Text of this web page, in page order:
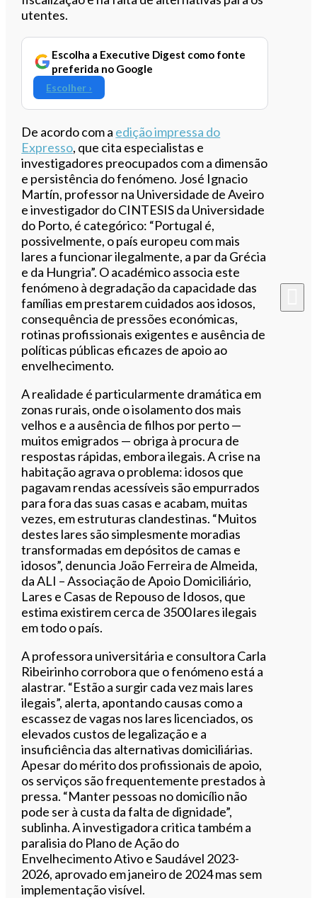
utentes.
Escolha a Executive Digest como fonte
preferida no Google
Escolher ›
De acordo com a edição impressa do
Expresso, que cita especialistas e
investigadores preocupados com a dimensão
e persistência do fenómeno. José Ignacio
Martín, professor na Universidade de Aveiro
e investigador do CINTESIS da Universidade
do Porto, é categórico: “Portugal é,
possivelmente, o país europeu com mais
lares a funcionar ilegalmente, a par da Grécia
e da Hungria”. O académico associa este
fenómeno à degradação da capacidade das
famílias em prestarem cuidados aos idosos,
consequência de pressões económicas,
rotinas profissionais exigentes e ausência de
políticas públicas eficazes de apoio ao
envelhecimento.
A realidade é particularmente dramática em
zonas rurais, onde o isolamento dos mais
velhos e a ausência de filhos por perto —
muitos emigrados — obriga à procura de
respostas rápidas, embora ilegais. A crise na
habitação agrava o problema: idosos que
pagavam rendas acessíveis são empurrados
para fora das suas casas e acabam, muitas
vezes, em estruturas clandestinas. “Muitos
destes lares são simplesmente moradias
transformadas em depósitos de camas e
idosos”, denuncia João Ferreira de Almeida,
da ALI – Associação de Apoio Domiciliário,
Lares e Casas de Repouso de Idosos, que
estima existirem cerca de 3500 lares ilegais
em todo o país.
A professora universitária e consultora Carla
Ribeirinho corrobora que o fenómeno está a
alastrar. “Estão a surgir cada vez mais lares
ilegais”, alerta, apontando causas como a
escassez de vagas nos lares licenciados, os
elevados custos de legalização e a
insuficiência das alternativas domiciliárias.
Apesar do mérito dos profissionais de apoio,
os serviços são frequentemente prestados à
pressa. “Manter pessoas no domicílio não
pode ser à custa da falta de dignidade”,
sublinha. A investigadora critica também a
paralisia do Plano de Ação do
Envelhecimento Ativo e Saudável 2023-
2026, aprovado em janeiro de 2024 mas sem
implementação visível.